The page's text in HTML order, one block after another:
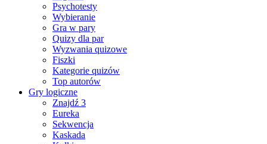
Psychotesty
Wybieranie
Gra w pary
Quizy dla par
Wyzwania quizowe
Fiszki
Kategorie quizów
Top autorów
Gry logiczne
Znajdź 3
Eureka
Sekwencja
Kaskada